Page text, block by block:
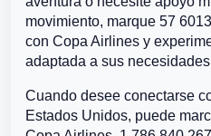
movimiento, marque 57
con Copa Airlines y
adaptada a sus
Cuando desee conectarse
Estados Unidos, puede